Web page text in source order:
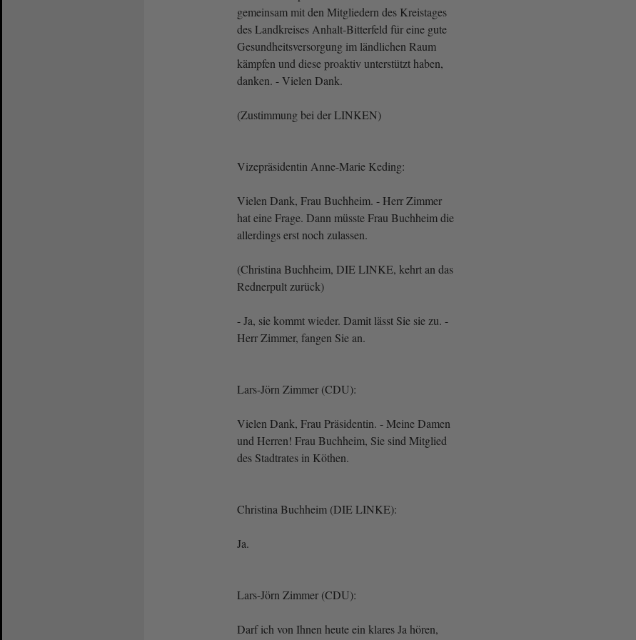
gemeinsam mit den Mitgliedern des Kreistages
des Landkreises Anhalt-Bitterfeld für eine gute
Gesundheitsversorgung im ländlichen Raum
kämpfen und diese proaktiv unterstützt haben,
danken. - Vielen Dank.
(Zustimmung bei der LINKEN)
Vizepräsidentin Anne-Marie Keding:
Vielen Dank, Frau Buchheim. - Herr Zimmer
hat eine Frage. Dann müsste Frau Buchheim die
allerdings erst noch zulassen.
(Christina Buchheim, DIE LINKE, kehrt an das
Rednerpult zurück)
- Ja, sie kommt wieder. Damit lässt Sie sie zu. -
Herr Zimmer, fangen Sie an.
Lars-Jörn Zimmer (CDU):
Vielen Dank, Frau Präsidentin. - Meine Damen
und Herren! Frau Buchheim, Sie sind Mitglied
des Stadtrates in Köthen.
Christina Buchheim (DIE LINKE):
Ja.
Lars-Jörn Zimmer (CDU):
Darf ich von Ihnen heute ein klares Ja hören,